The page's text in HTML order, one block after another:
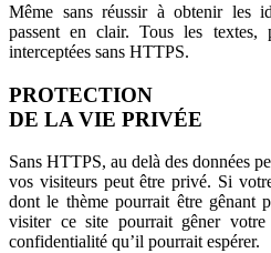
Même sans réussir à obtenir les
passent en clair. Tous les textes,
interceptées sans HTTPS.
PROTECTION
DE LA VIE PRIVÉE
Sans HTTPS, au delà des données
vos visiteurs peut être privé. Si
dont le thème pourrait être gênant
visiter ce site pourrait gêner
confidentialité qu’il pourrait espérer.